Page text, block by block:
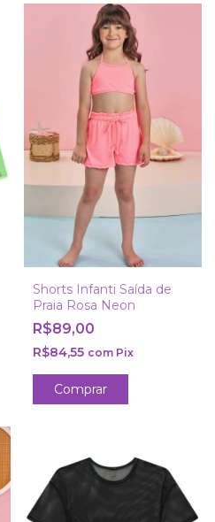
Shorts Infanti Saída de
Praia Rosa Neon
R$89,00
R$84,55 com Pix
Comprar